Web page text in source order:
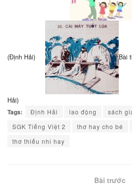
(Định Hải) Bài
Hải)
Tags:
Định Hải lao động
sách
SGK Tiếng Việt 2
thơ hay cho bé
thơ thiếu nhi hay
Bài trước